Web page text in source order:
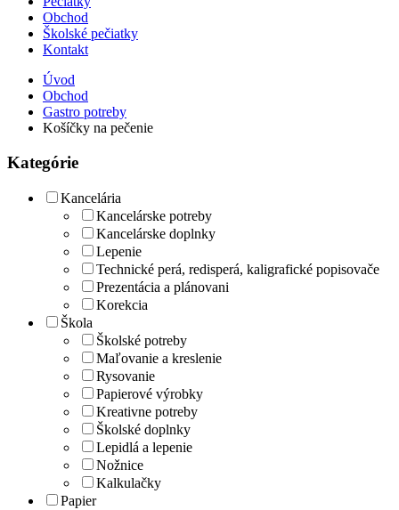
Obchod
Školské pečiatky
Kontakt
Úvod
Obchod
Gastro potreby
Košíčky na pečenie
Kategórie
Kancelária
Kancelárske potreby
Kancelárske doplnky
Lepenie
Technické perá, redisperá, kaligrafické popisovače
Prezentácia a plánovani
Korekcia
Škola
Školské potreby
Maľovanie a kreslenie
Rysovanie
Papierové výrobky
Kreativne potreby
Školské doplnky
Lepidlá a lepenie
Nožnice
Kalkulačky
Papier